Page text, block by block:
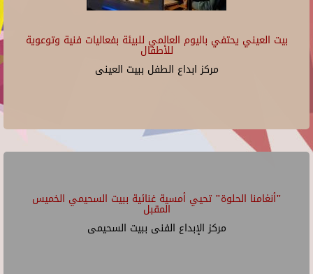
بيت العيني يحتفي باليوم العالمي للبيئة بفعاليات فنية وتوعوية
للأطفال
مركز ابداع الطفل ببيت العينى
"أنغامنا الحلوة" تحيي أمسية غنائية ببيت السحيمي الخميس
المقبل
مركز الإبداع الفنى ببيت السحيمى